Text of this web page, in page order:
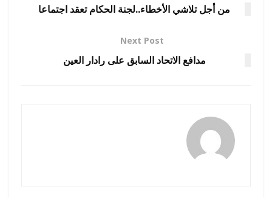
من أجل تلاشي الأخطاء..لجنة الحكام تعقد اجتماعا
Next Post
مدافع الاتحاد السابق على رادار العين